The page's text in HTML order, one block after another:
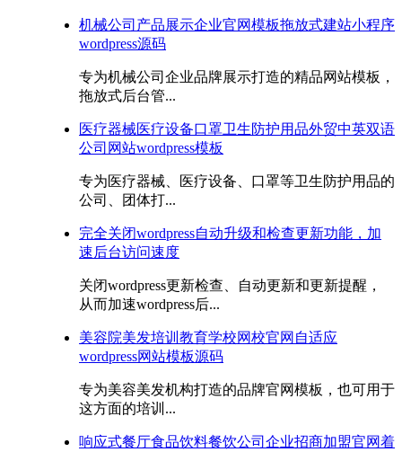
机械公司产品展示企业官网模板拖放式建站小程序
wordpress源码
专为机械公司企业品牌展示打造的精品网站模板，
拖放式后台管...
医疗器械医疗设备口罩卫生防护用品外贸中英双语
公司网站wordpress模板
专为医疗器械、医疗设备、口罩等卫生防护用品的
公司、团体打...
完全关闭wordpress自动升级和检查更新功能，加
速后台访问速度
关闭wordpress更新检查、自动更新和更新提醒，
从而加速wordpress后...
美容院美发培训教育学校网校官网自适应
wordpress网站模板源码
专为美容美发机构打造的品牌官网模板，也可用于
这方面的培训...
响应式餐厅食品饮料餐饮公司企业招商加盟官网着